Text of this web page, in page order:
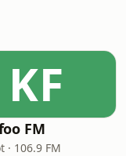
KF
FM
· 106.9 FM